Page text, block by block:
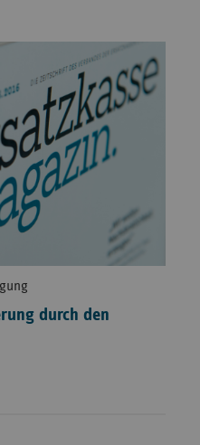
durch den